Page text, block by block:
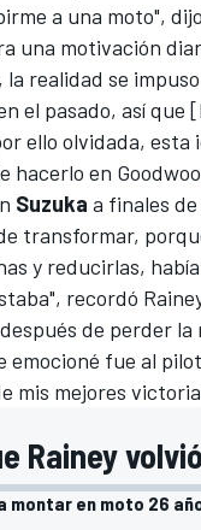
a una moto",
una motivación
realidad se
el pasado, así
ello olvidada,
hacerlo en
Suzuka a finales de
transformar,
y reducirlas,
recordó
de perder la
emocioné fue al
mis mejores
Rainey
montar en moto 26